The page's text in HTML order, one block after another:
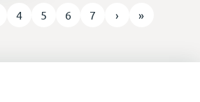
4 5 6 7 › »